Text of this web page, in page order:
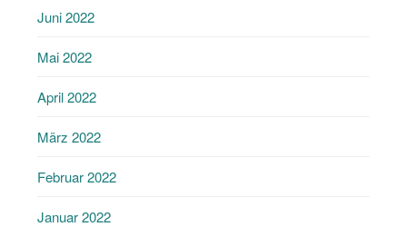
Juni 2022
Mai 2022
April 2022
März 2022
Februar 2022
Januar 2022